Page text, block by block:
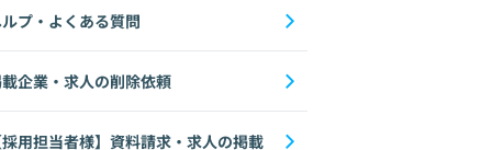
プ・よくある質問
企業・求人の削除依頼
用担当者様】資料請求・求人の掲載